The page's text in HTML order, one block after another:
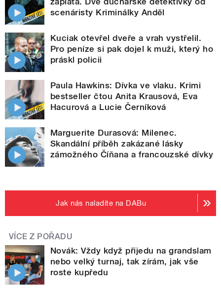
scenáristy Kriminálky Anděl
Kuciak otevřel dveře a vrah vystřelil.
Pro peníze si pak dojel k muži, který ho
práskl policii
Paula Hawkins: Dívka ve vlaku. Krimi
bestseller čtou Anita Krausová, Eva
Hacurová a Lucie Černíková
Marguerite Durasová: Milenec.
Skandální příběh zakázané lásky
zámožného Číňana a francouzské dívky
Jak nás naladíte na DABu
VÍCE Z POŘADU
Novák: Vždy když přijedu na grandslam
nebo velký turnaj, tak zírám, jak vše
roste kupředu